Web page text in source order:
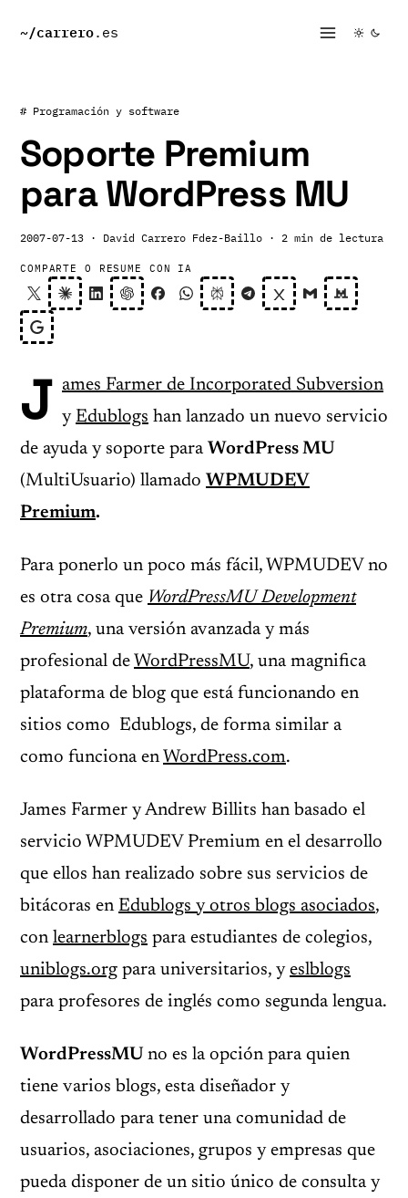
~/carrero.es
# Programación y software
Soporte Premium
para WordPress MU
2007-07-13 · David Carrero Fdez-Baillo · 2 min de lectura
COMPARTE O RESUME CON IA
J ames Farmer de Incorporated Subversion
y Edublogs han lanzado un nuevo servicio
de ayuda y soporte para WordPress MU
(MultiUsuario) llamado WPMUDEV
Premium.
Para ponerlo un poco más fácil, WPMUDEV no
es otra cosa que WordPressMU Development
Premium, una versión avanzada y más
profesional de WordPressMU, una magnifica
plataforma de blog que está funcionando en
sitios como Edublogs, de forma similar a
como funciona en WordPress.com.
James Farmer y Andrew Billits han basado el
servicio WPMUDEV Premium en el desarrollo
que ellos han realizado sobre sus servicios de
bitácoras en Edublogs y otros blogs asociados,
con learnerblogs para estudiantes de colegios,
uniblogs.org para universitarios, y eslblogs
para profesores de inglés como segunda lengua.
WordPressMU no es la opción para quien
tiene varios blogs, esta diseñador y
desarrollado para tener una comunidad de
usuarios, asociaciones, grupos y empresas que
pueda disponer de un sitio único de consulta y